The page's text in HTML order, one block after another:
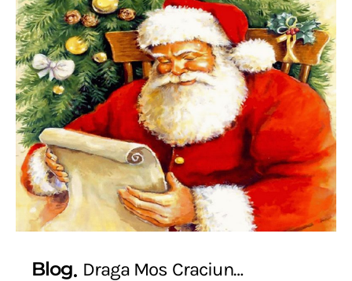
Blog Draga Mos Craciun…